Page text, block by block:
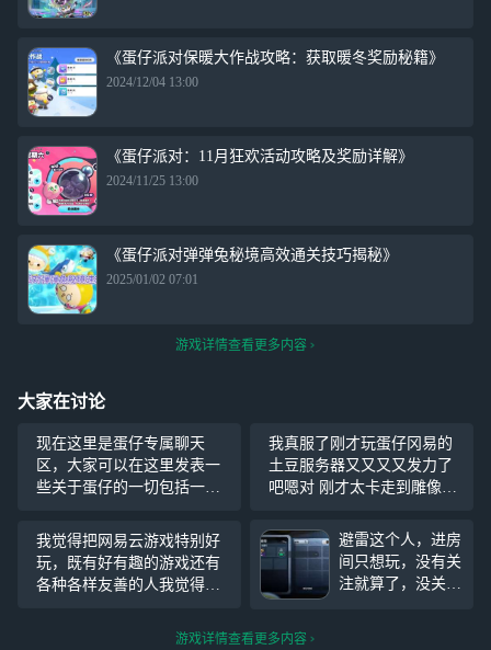
《蛋仔派对保暖大作战攻略：获取暖冬奖励秘籍》
2024/12/04 13:00
《蛋仔派对：11月狂欢活动攻略及奖励详解》
2024/11/25 13:00
《蛋仔派对弹弹兔秘境高效通关技巧揭秘》
2025/01/02 07:01
游戏详情查看更多内容
大家在讨论
现在这里是蛋仔专属聊天
区，大家可以在这里发表一
些关于蛋仔的一切包括一些
相讨论，如果想加我好友的
话，看我名字就行。另外我
是真的想快速升级，真的没
人能关注一下我嘛，看到的
我真服了刚才玩蛋仔冈易的
土豆服务器又又又又发力了
吧嗯对 刚才太卡走到雕像那
能（附近一个人也没有），
卡了一下，然后雷放出了，
一个人主动在我把雷放出去
后走过来电自己，然后就生
我觉得把网易云游戏特别好
玩，既有好有趣的游戏还有
各种各样友善的人我觉得多
家更为有利，这样也能获得
避雷这个人，进房
间只想玩，没有关
注就算了，没关注
游戏详情查看更多内容